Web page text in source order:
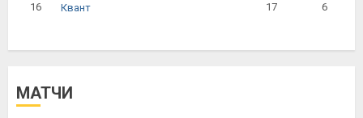
16 Квант 17 6
МАТЧИ